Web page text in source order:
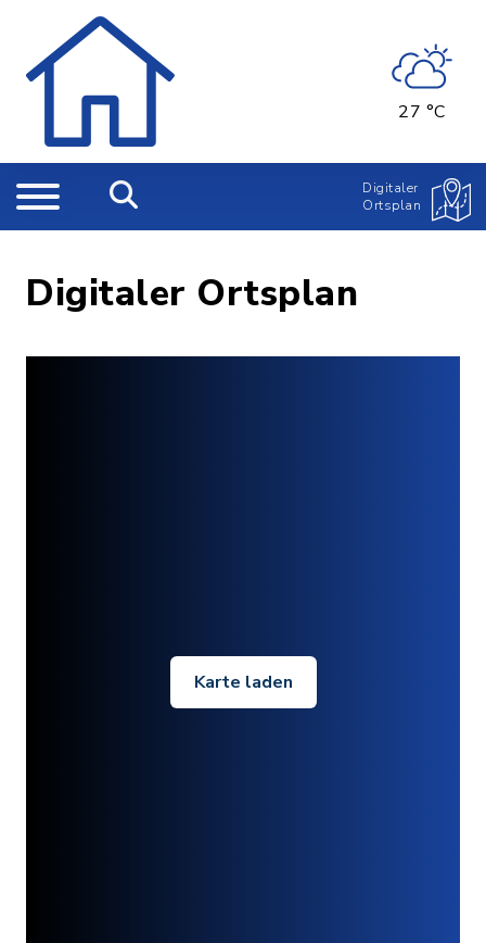
27 °C
Digitaler
Ortsplan
Digitaler Ortsplan
Karte laden